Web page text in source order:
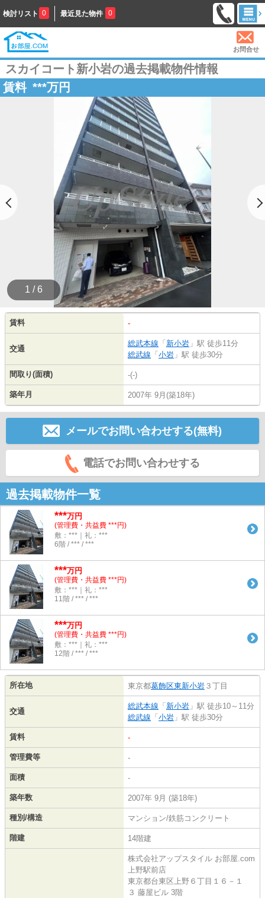
検討リスト 0 最近見た物件 0
お問合せ
スカイコート新小岩の過去掲載物件情報
賃料 ***万円
1 / 6
賃料 -
交通
総武本線 「 新小岩 」駅 徒歩11分
総武線 「 小岩 」駅 徒歩30分
間取り(面積) -(-)
築年月 2007年 9月(築18年)
メールでお問い合わせする(無料)
電話でお問い合わせする
過去掲載物件一覧
***万円
(管理費・共益費 ***円)
敷：***｜礼：***
6階 / *** / ***
***万円
(管理費・共益費 ***円)
敷：***｜礼：***
11階 / *** / ***
***万円
(管理費・共益費 ***円)
敷：***｜礼：***
12階 / *** / ***
所在地 東京都葛飾区東新小岩 ３丁目
交通
総武本線 「 新小岩 」駅 徒歩10～11分
総武線 「 小岩 」駅 徒歩30分
賃料 -
管理費等 -
面積 -
築年数 2007年 9月 (築18年)
種別/構造 マンション/鉄筋コンクリート
階建 14階建
株式会社アップスタイル お部屋.com
上野駅前店
東京都台東区上野６丁目１６－１
３ 藤屋ビル 3階